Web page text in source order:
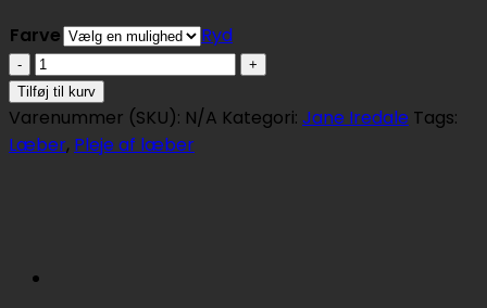
Farve
Ryd
Jane
Iredale
Lip
Drink
antal
Tilføj til kurv
Varenummer (SKU): N/A Kategori: Jane Iredale Tags:
Læber, Pleje af læber